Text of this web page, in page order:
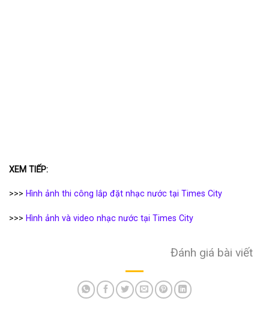
XEM TIẾP:
>>> Hình ảnh thi công lắp đặt nhạc nước tại Times City
>>> Hình ảnh và video nhạc nước tại Times City
Đánh giá bài viết